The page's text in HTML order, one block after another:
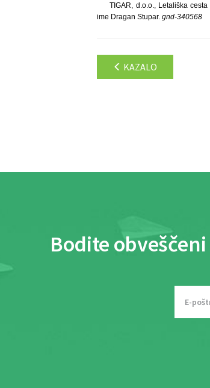
TIGAR, d.o.o., Letališka
ime Dragan Stupar. gnd-340568
KAZALO
Bodite obveščeni